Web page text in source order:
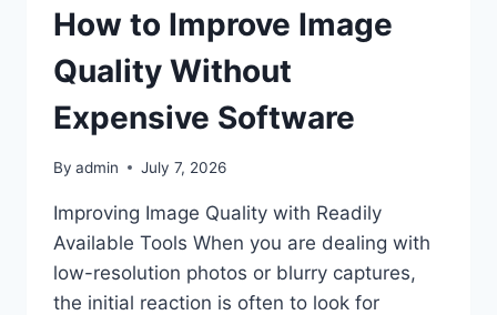
How to Improve Image
Quality Without
Expensive Software
By admin July 7, 2026
Improving Image Quality with Readily
Available Tools When you are dealing with
low-resolution photos or blurry captures,
the initial reaction is often to look for